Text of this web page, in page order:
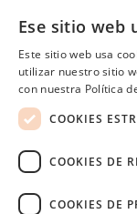
¿Quienes
¿Cómo lo
Ese sitio web
Este sitio web usa
utilizar nuestro sitio
con nuestra Política
COOKIES
COOKIES DE
COOKIES DE